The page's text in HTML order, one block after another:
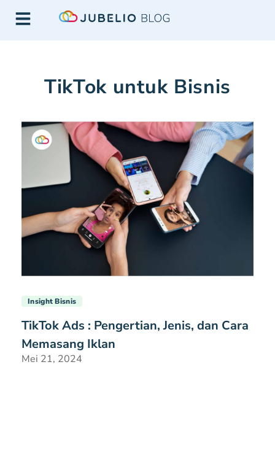
TikTok untuk Bisnis
Insight Bisnis
TikTok Ads : Pengertian, Jenis, dan Cara
Memasang Iklan
Mei 21, 2024